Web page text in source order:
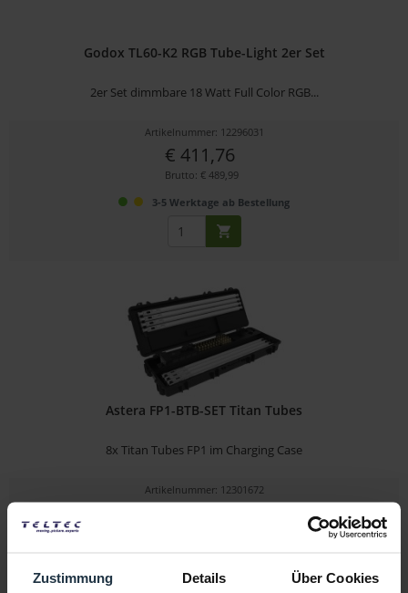
Zustimmung Details Über Cookies
Godox TL60-K2 RGB Tube-Light 2er Set
2er Set dimmbare 18 Watt Full Color RGB...
Artikelnummer: 12296031
€ 411,76
Brutto: € 489,99
3-5 Werktage ab Bestellung
Astera FP1-BTB-SET Titan Tubes
8x Titan Tubes FP1 im Charging Case
Artikelnummer: 12301672